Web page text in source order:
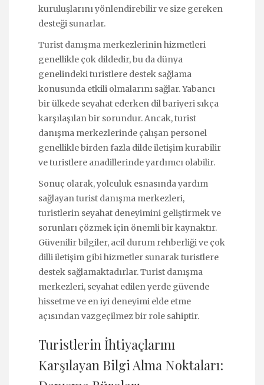
kuruluşlarını yönlendirebilir ve size gereken
desteği sunarlar.
Turist danışma merkezlerinin hizmetleri
genellikle çok dildedir, bu da dünya
genelindeki turistlere destek sağlama
konusunda etkili olmalarını sağlar. Yabancı
bir ülkede seyahat ederken dil bariyeri sıkça
karşılaşılan bir sorundur. Ancak, turist
danışma merkezlerinde çalışan personel
genellikle birden fazla dilde iletişim kurabilir
ve turistlere anadillerinde yardımcı olabilir.
Sonuç olarak, yolculuk esnasında yardım
sağlayan turist danışma merkezleri,
turistlerin seyahat deneyimini geliştirmek ve
sorunları çözmek için önemli bir kaynaktır.
Güvenilir bilgiler, acil durum rehberliği ve çok
dilli iletişim gibi hizmetler sunarak turistlere
destek sağlamaktadırlar. Turist danışma
merkezleri, seyahat edilen yerde güvende
hissetme ve en iyi deneyimi elde etme
açısından vazgeçilmez bir role sahiptir.
Turistlerin İhtiyaçlarını
Karşılayan Bilgi Alma Noktaları: